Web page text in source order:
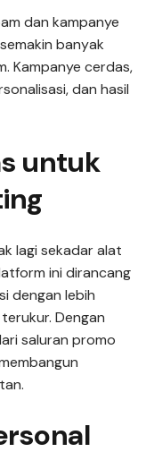
dan kampanye
banyak
Kampanye cerdas,
dan hasil
untuk
lagi sekadar alat
ini dirancang
dengan lebih
Dengan
saluran promo